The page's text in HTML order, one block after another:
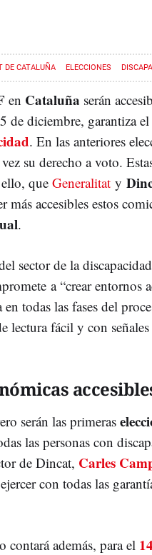
DE CATALUÑA ELECCIONES
en Cataluña serán
de diciembre, garantiza
. En las anteriores
su derecho a voto.
que Generalitat y
más accesibles estos
.
sector de la
a “crear entornos
todas las fases del
lectura fácil y con
serán las primeras
las personas con
de Dincat, Carles
con todas las
además, para el